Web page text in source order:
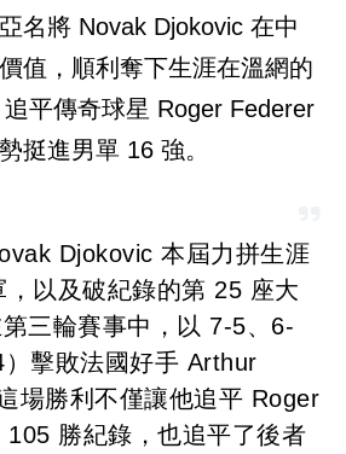
名將 Novak Djokovic 在中
值，順利奪下生涯在溫網的
平傳奇球星 Roger Federer
挺進男單 16 強。
Djokovic 本屆力拼生涯
以及破紀錄的第 25 座大
三輪賽事中，以 7-5、6-
擊敗法國好手 Arthur
場勝利不僅讓他追平 Roger
勝紀錄，也追平了後者